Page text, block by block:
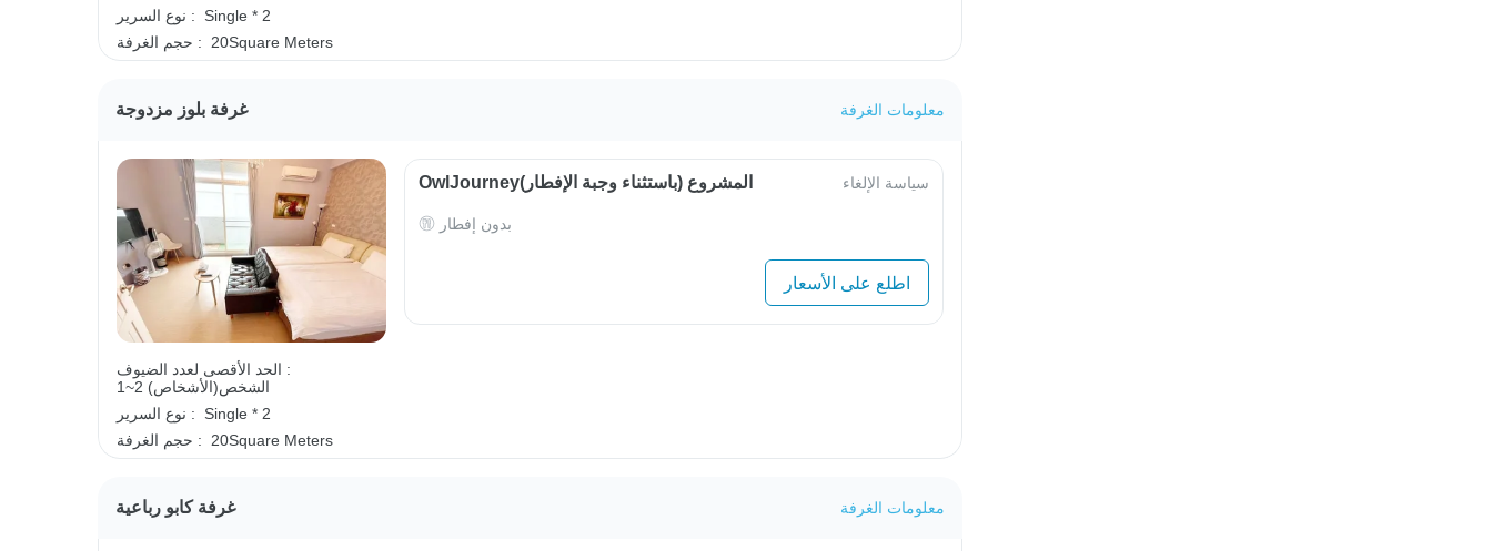
نوع السرير :
Single * 2
حجم الغرفة :
20Square Meters
غرفة بلوز مزدوجة معلومات الغرفة
الحد الأقصى لعدد الضيوف :
1~2 الشخص(الأشخاص)
نوع السرير :
Single * 2
حجم الغرفة : 20Square Meters
OwlJourneyالمشروع (باستثناء وجبة الإفطار) سياسة الإلغاء
بدون إفطار
اطلع على الأسعار
غرفة كابو رباعية معلومات الغرفة